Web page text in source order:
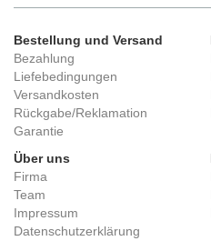
Bestellung und Versand
Bezahlung
Liefebedingungen
Versandkosten
Rückgabe/Reklamation
Garantie
Über uns
Firma
Team
Impressum
Datenschutzerklärung